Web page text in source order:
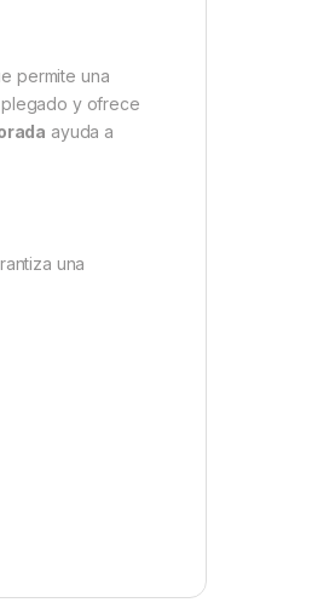
permite una
plegado y ofrece
ayuda a
una